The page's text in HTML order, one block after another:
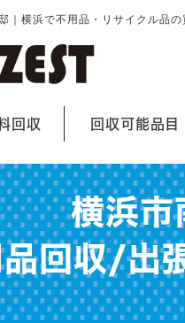
｜横浜で不用品・リサイクル品
回収 回収可能品目
横浜市
回収/出